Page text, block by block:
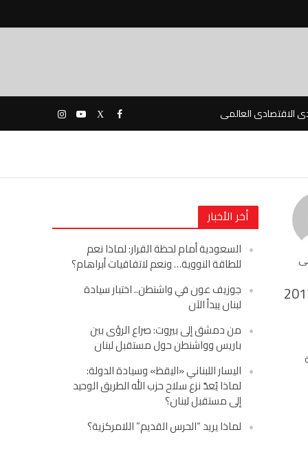
الاقتصادى العالمى
أخر الأخبار
السعودية أمام لحظة القرار: لماذا نعم
للطاقة النووية… ونعم لاتفاقيات أبراهام؟
جوزيف عون في واشنطن.. اختبار سيادة
لبنان يبدأ الآن
من دمشق إلى بيروت: صراع الرؤى بين
باريس وواشنطن حول مستقبل لبنان
اليسار اللبناني «اليقظ» وسيادة الدولة:
لماذا يُعدّ نزع سلاح حزب الله الطريق الوحيد
إلى مستقبل لبنان؟
لماذا يريد “الحرس القديم” اللامركزية؟